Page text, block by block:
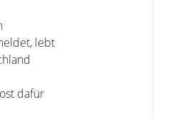
lebt
dafür